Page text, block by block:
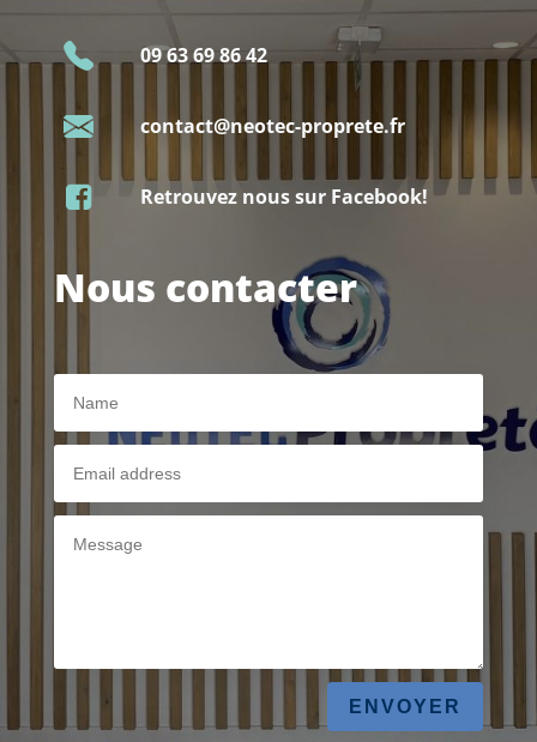
09 63 69 86 42
contact@neotec-proprete.fr
Retrouvez nous sur Facebook!
Nous contacter
ENVOYER